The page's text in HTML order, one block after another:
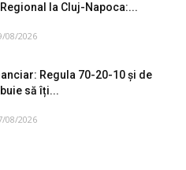
la Cluj-Napoca:...
08/2026
Regula 70-20-10 și de
să îți...
08/2026